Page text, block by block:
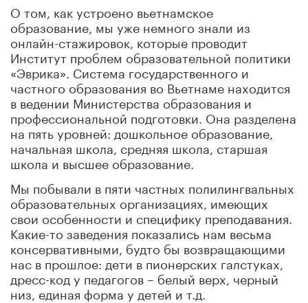
О том, как устроено вьетнамское
образование, мы уже немного знали из
онлайн-стажировок, которые проводит
Институт проблем образовательной политики
«Эврика». Система государственного и
частного образования во Вьетнаме находится
в ведении Министерства образования и
профессиональной подготовки. Она разделена
на пять уровней: дошкольное образование,
начальная школа, средняя школа, старшая
школа и высшее образование.
Мы побывали в пяти частных полилингвальных
образовательных организациях, имеющих
свои особенности и специфику преподавания.
Какие-то заведения показались нам весьма
консервативными, будто бы возвращающими
нас в прошлое: дети в пионерских галстуках,
дресс-код у педагогов – белый верх, черный
низ, единая форма у детей и т.д.